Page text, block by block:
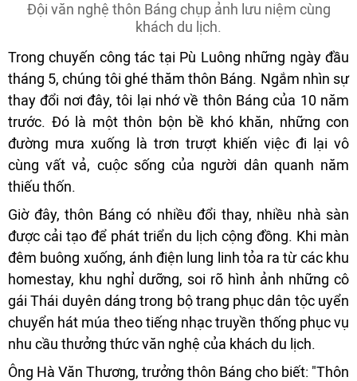
Đội văn nghệ thôn Báng chụp ảnh lưu niệm cùng
khách du lịch.
Trong chuyến công tác tại Pù Luông những ngày đầu
tháng 5, chúng tôi ghé thăm thôn Báng. Ngắm nhìn sự
thay đổi nơi đây, tôi lại nhớ về thôn Báng của 10 năm
trước. Đó là một thôn bộn bề khó khăn, những con
đường mưa xuống là trơn trượt khiến việc đi lại vô
cùng vất vả, cuộc sống của người dân quanh năm
thiếu thốn.
Giờ đây, thôn Báng có nhiều đổi thay, nhiều nhà sàn
được cải tạo để phát triển du lịch cộng đồng. Khi màn
đêm buông xuống, ánh điện lung linh tỏa ra từ các khu
homestay, khu nghỉ dưỡng, soi rõ hình ảnh những cô
gái Thái duyên dáng trong bộ trang phục dân tộc uyển
chuyển hát múa theo tiếng nhạc truyền thống phục vụ
nhu cầu thưởng thức văn nghệ của khách du lịch.
Ông Hà Văn Thương, trưởng thôn Báng cho biết: "Thôn